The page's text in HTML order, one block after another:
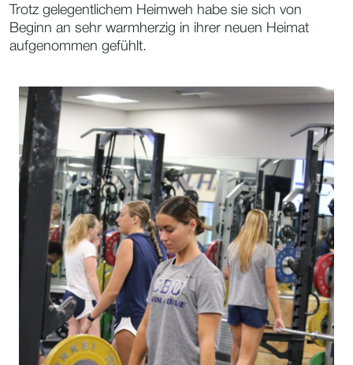
Trotz gelegentlichem Heimweh habe sie sich von
Beginn an sehr warmherzig in ihrer neuen Heimat
aufgenommen gefühlt.